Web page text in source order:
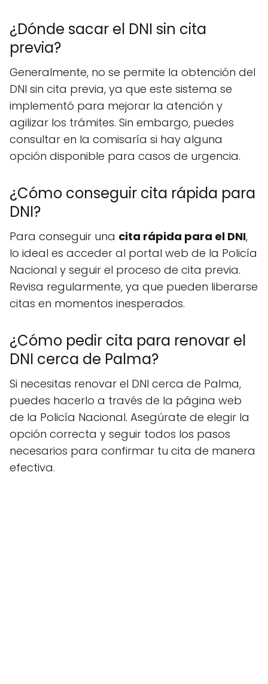
¿Dónde sacar el DNI sin cita
previa?
Generalmente, no se permite la obtención del
DNI sin cita previa, ya que este sistema se
implementó para mejorar la atención y
agilizar los trámites. Sin embargo, puedes
consultar en la comisaría si hay alguna
opción disponible para casos de urgencia.
¿Cómo conseguir cita rápida para
DNI?
Para conseguir una cita rápida para el DNI,
lo ideal es acceder al portal web de la Policía
Nacional y seguir el proceso de cita previa.
Revisa regularmente, ya que pueden liberarse
citas en momentos inesperados.
¿Cómo pedir cita para renovar el
DNI cerca de Palma?
Si necesitas renovar el DNI cerca de Palma,
puedes hacerlo a través de la página web
de la Policía Nacional. Asegúrate de elegir la
opción correcta y seguir todos los pasos
necesarios para confirmar tu cita de manera
efectiva.